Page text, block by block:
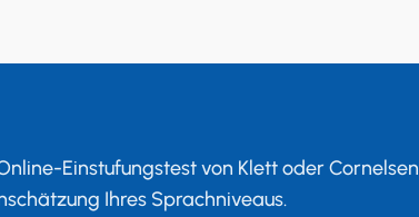
Einstufungstest von Klett oder Cornelsen
Ihres Sprachniveaus.